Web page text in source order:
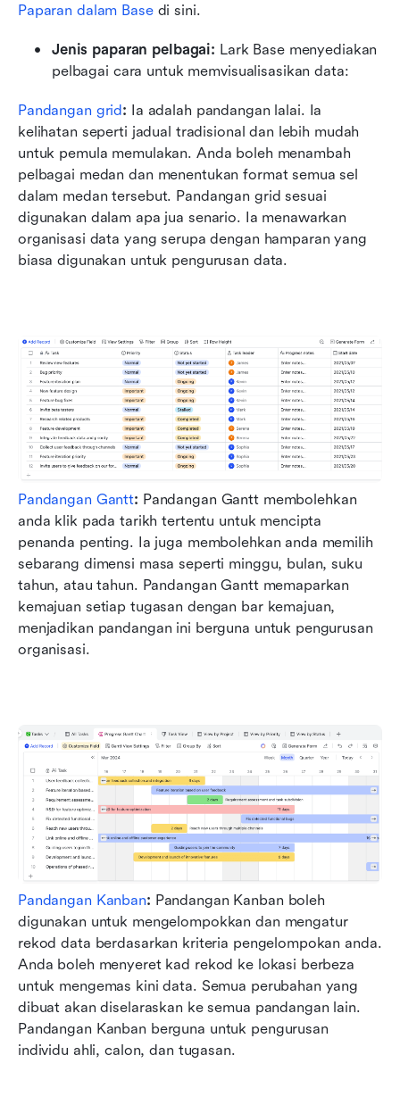
Paparan dalam Base di sini.
Jenis paparan pelbagai: Lark Base menyediakan
pelbagai cara untuk memvisualisasikan data:
Pandangan grid: Ia adalah pandangan lalai. Ia
kelihatan seperti jadual tradisional dan lebih mudah
untuk pemula memulakan. Anda boleh menambah
pelbagai medan dan menentukan format semua sel
dalam medan tersebut. Pandangan grid sesuai
digunakan dalam apa jua senario. Ia menawarkan
organisasi data yang serupa dengan hamparan yang
biasa digunakan untuk pengurusan data.
Pandangan Gantt: Pandangan Gantt membolehkan
anda klik pada tarikh tertentu untuk mencipta
penanda penting. Ia juga membolehkan anda memilih
sebarang dimensi masa seperti minggu, bulan, suku
tahun, atau tahun. Pandangan Gantt memaparkan
kemajuan setiap tugasan dengan bar kemajuan,
menjadikan pandangan ini berguna untuk pengurusan
organisasi.
Pandangan Kanban: Pandangan Kanban boleh
digunakan untuk mengelompokkan dan mengatur
rekod data berdasarkan kriteria pengelompokan anda.
Anda boleh menyeret kad rekod ke lokasi berbeza
untuk mengemas kini data. Semua perubahan yang
dibuat akan diselaraskan ke semua pandangan lain.
Pandangan Kanban berguna untuk pengurusan
individu ahli, calon, dan tugasan.